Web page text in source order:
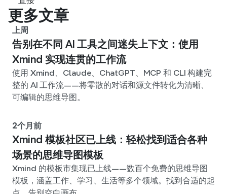
更多文章
上周
告别在不同 AI 工具之间迷失上下文：使用
Xmind 实现连贯的工作流
使用 Xmind、Claude、ChatGPT、MCP 和 CLI 构建完
整的 AI 工作流——将零散的对话和源文件转化为清晰、
可编辑的思维导图。
2个月前
Xmind 模板社区已上线：轻松找到适合各种
场景的思维导图模板
Xmind 的模板市集现已上线——数百个免费的思维导图
模板，涵盖工作、学习、生活等多个领域。找到合适的起